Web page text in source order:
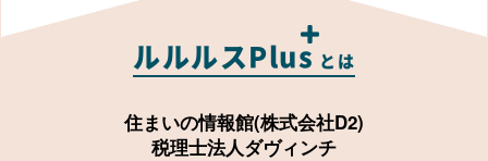
ルルルスPlus とは
住まいの情報館(株式会社D2)
税理士法人ダヴィンチ